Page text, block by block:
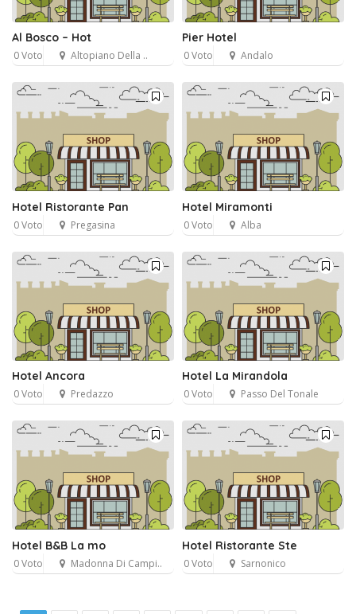
Al Bosco – Hot
0 Voto Altopiano Della ..
Pier Hotel
0 Voto Andalo
Hotel Ristorante Pan
0 Voto Pregasina
Hotel Miramonti
0 Voto Alba
Hotel Ancora
0 Voto Predazzo
Hotel La Mirandola
0 Voto Passo Del Tonale
Hotel B&B La mo
0 Voto Madonna Di Campi..
Hotel Ristorante Ste
0 Voto Sarnonico